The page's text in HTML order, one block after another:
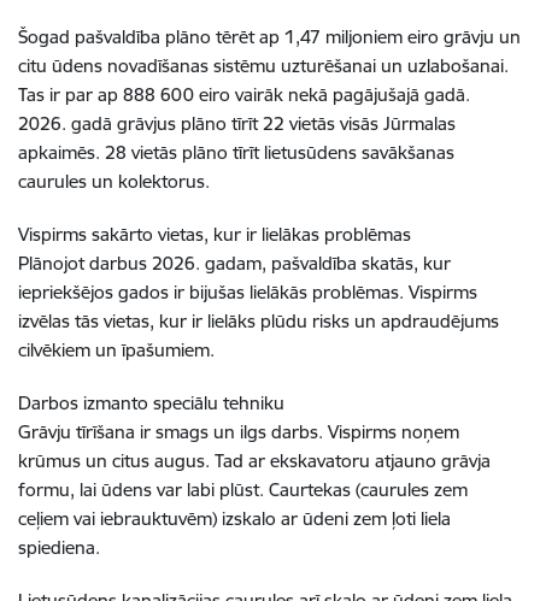
Šogad pašvaldība plāno tērēt ap 1,47 miljoniem eiro grāvju un
citu ūdens novadīšanas sistēmu uzturēšanai un uzlabošanai.
Tas ir par ap 888 600 eiro vairāk nekā pagājušajā gadā.
2026. gadā grāvjus plāno tīrīt 22 vietās visās Jūrmalas
apkaimēs. 28 vietās plāno tīrīt lietusūdens savākšanas
caurules un kolektorus.
Vispirms sakārto vietas, kur ir lielākas problēmas
Plānojot darbus 2026. gadam, pašvaldība skatās, kur
iepriekšējos gados ir bijušas lielākās problēmas. Vispirms
izvēlas tās vietas, kur ir lielāks plūdu risks un apdraudējums
cilvēkiem un īpašumiem.
Darbos izmanto speciālu tehniku
Grāvju tīrīšana ir smags un ilgs darbs. Vispirms noņem
krūmus un citus augus. Tad ar ekskavatoru atjauno grāvja
formu, lai ūdens var labi plūst. Caurtekas (caurules zem
ceļiem vai iebrauktuvēm) izskalo ar ūdeni zem ļoti liela
spiediena.